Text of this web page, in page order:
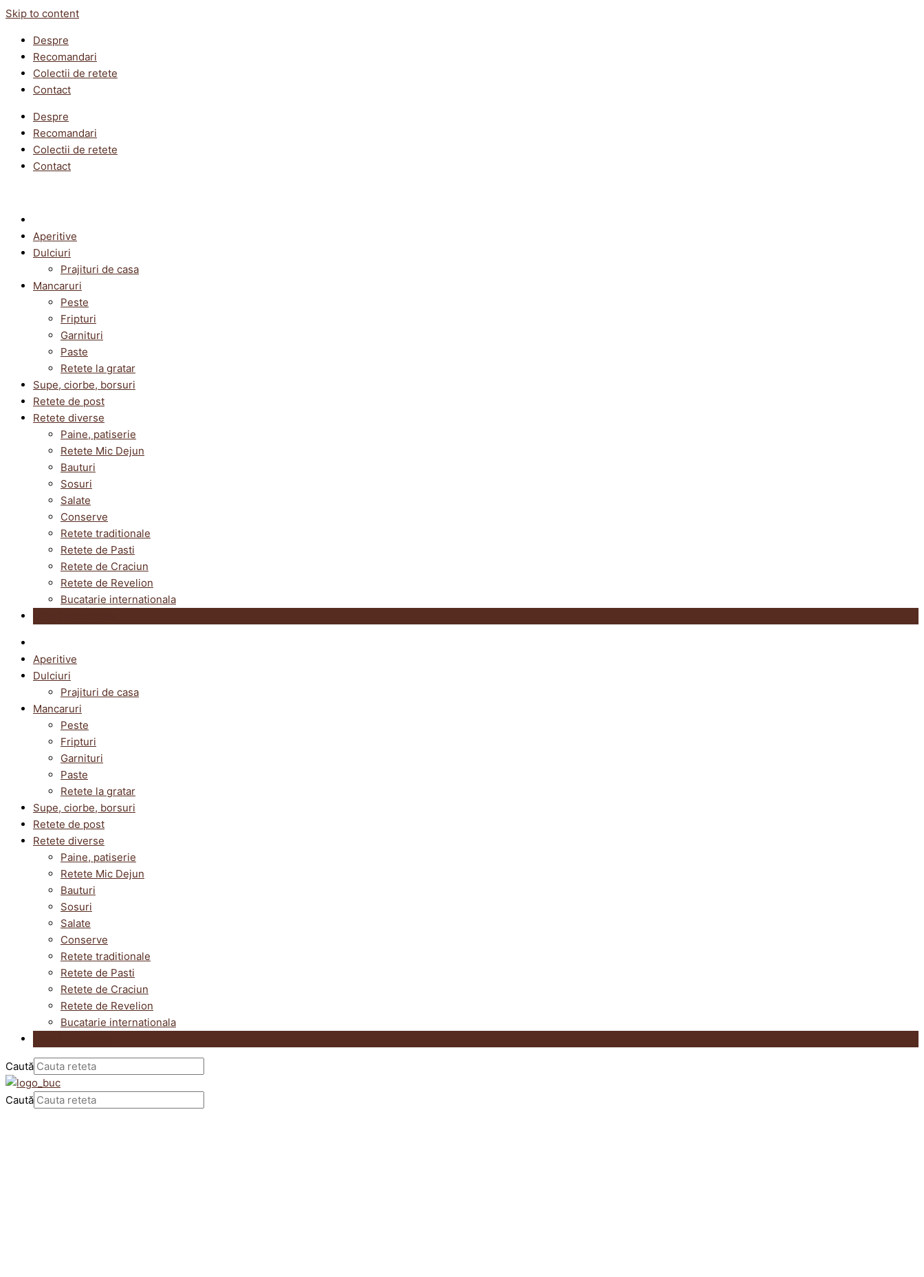
Skip to content
Despre
Recomandari
Colectii de retete
Contact
Despre
Recomandari
Colectii de retete
Contact
Aperitive
Dulciuri
Prajituri de casa
Mancaruri
Peste
Fripturi
Garnituri
Paste
Retete la gratar
Supe, ciorbe, borsuri
Retete de post
Retete diverse
Paine, patiserie
Retete Mic Dejun
Bauturi
Sosuri
Salate
Conserve
Retete traditionale
Retete de Pasti
Retete de Craciun
Retete de Revelion
Bucatarie internationala
Aperitive
Dulciuri
Prajituri de casa
Mancaruri
Peste
Fripturi
Garnituri
Paste
Retete la gratar
Supe, ciorbe, borsuri
Retete de post
Retete diverse
Paine, patiserie
Retete Mic Dejun
Bauturi
Sosuri
Salate
Conserve
Retete traditionale
Retete de Pasti
Retete de Craciun
Retete de Revelion
Bucatarie internationala
Caută
Caută